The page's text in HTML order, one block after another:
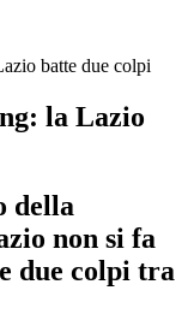
batte due colpi
la Lazio
della
non si fa
due colpi tra